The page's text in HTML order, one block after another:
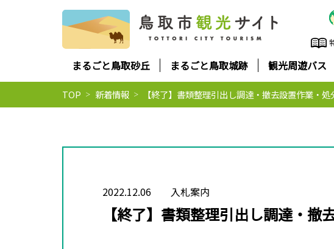
まるごと鳥取砂丘 まるごと鳥取城跡 観光周遊バス
TOP 新着情報 【終了】書類整理引出し調達・撤去設置作業・
【終了】書類整理引出し調達・
2022.12.06 入札案内